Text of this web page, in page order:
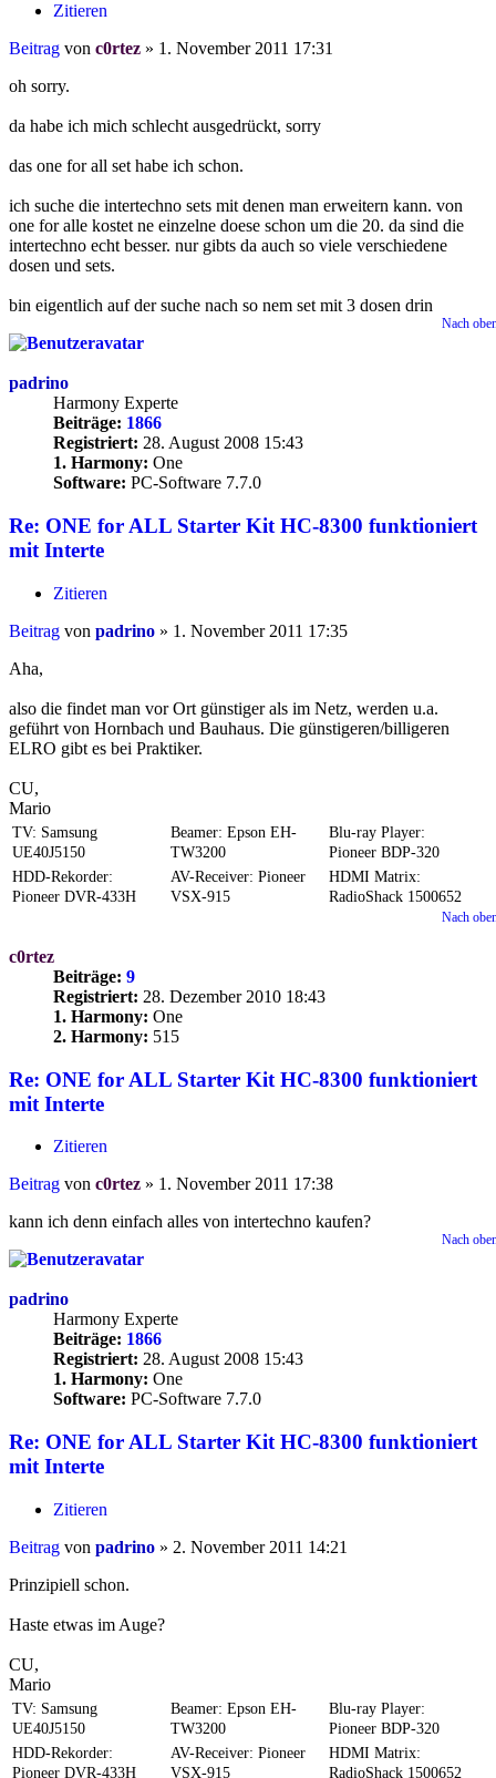
Zitieren
Beitrag von c0rtez » 1. November 2011 17:31
oh sorry.
da habe ich mich schlecht ausgedrückt, sorry
das one for all set habe ich schon.
ich suche die intertechno sets mit denen man erweitern kann. von
one for alle kostet ne einzelne doese schon um die 20. da sind die
intertechno echt besser. nur gibts da auch so viele verschiedene
dosen und sets.
bin eigentlich auf der suche nach so nem set mit 3 dosen drin
Nach
padrino
Harmony Experte
Beiträge: 1866
Registriert: 28. August 2008 15:43
1. Harmony: One
Software: PC-Software 7.7.0
Re: ONE for ALL Starter Kit HC-8300 funktioniert
mit Interte
Zitieren
Beitrag von padrino » 1. November 2011 17:35
Aha,
also die findet man vor Ort günstiger als im Netz, werden u.a.
geführt von Hornbach und Bauhaus. Die günstigeren/billigeren
ELRO gibt es bei Praktiker.
CU,
Mario
TV: Samsung
UE40J5150
Beamer: Epson EH-
TW3200
Blu-ray Player:
Pioneer BDP-320
HDD-Rekorder:
Pioneer DVR-433H
AV-Receiver: Pioneer
VSX-915
HDMI Matrix:
RadioShack 1500652
Nach
c0rtez
Beiträge: 9
Registriert: 28. Dezember 2010 18:43
1. Harmony: One
2. Harmony: 515
Re: ONE for ALL Starter Kit HC-8300 funktioniert
mit Interte
Zitieren
Beitrag von c0rtez » 1. November 2011 17:38
kann ich denn einfach alles von intertechno kaufen?
Nach
padrino
Harmony Experte
Beiträge: 1866
Registriert: 28. August 2008 15:43
1. Harmony: One
Software: PC-Software 7.7.0
Re: ONE for ALL Starter Kit HC-8300 funktioniert
mit Interte
Zitieren
Beitrag von padrino » 2. November 2011 14:21
Prinzipiell schon.
Haste etwas im Auge?
CU,
Mario
TV: Samsung
UE40J5150
Beamer: Epson EH-
TW3200
Blu-ray Player:
Pioneer BDP-320
HDD-Rekorder:
Pioneer DVR-433H
AV-Receiver: Pioneer
VSX-915
HDMI Matrix:
RadioShack 1500652